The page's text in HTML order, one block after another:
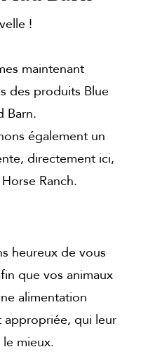
!
maintenant
des produits Blue
Barn.
également un
directement ici,
Ranch.
heureux de vous
que vos animaux
alimentation
qui leur
mieux.